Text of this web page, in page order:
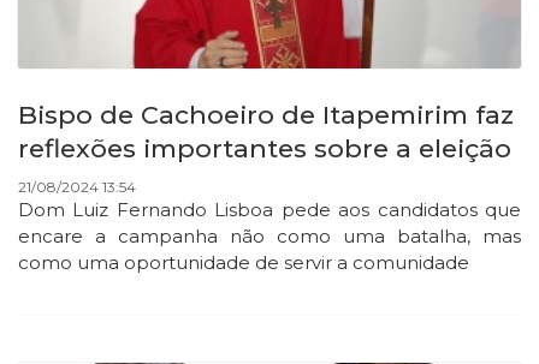
Bispo de Cachoeiro de Itapemirim faz
reflexões importantes sobre a eleição
21/08/2024 13:54
Dom Luiz Fernando Lisboa pede aos candidatos que
encare a campanha não como uma batalha, mas
como uma oportunidade de servir a comunidade